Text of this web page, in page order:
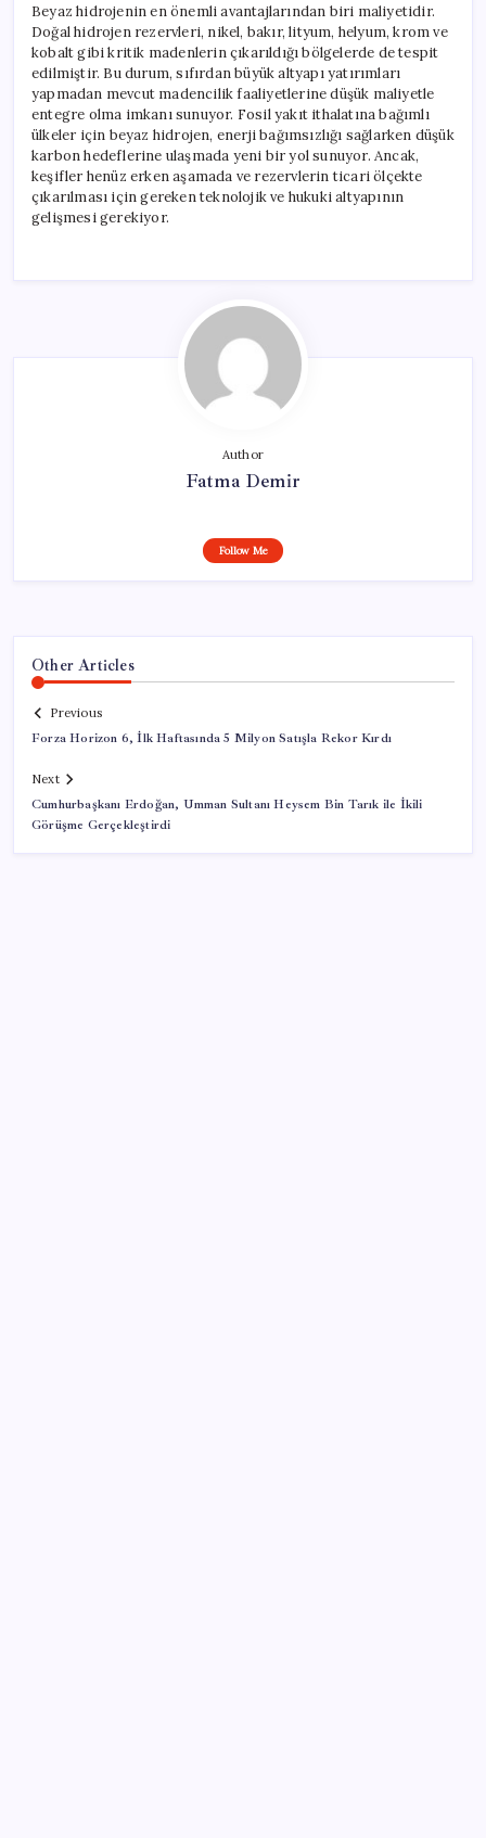
Beyaz hidrojenin en önemli avantajlarından biri maliyetidir.
Doğal hidrojen rezervleri, nikel, bakır, lityum, helyum, krom ve
kobalt gibi kritik madenlerin çıkarıldığı bölgelerde de tespit
edilmiştir. Bu durum, sıfırdan büyük altyapı yatırımları
yapmadan mevcut madencilik faaliyetlerine düşük maliyetle
entegre olma imkanı sunuyor. Fosil yakıt ithalatına bağımlı
ülkeler için beyaz hidrojen, enerji bağımsızlığı sağlarken düşük
karbon hedeflerine ulaşmada yeni bir yol sunuyor. Ancak,
keşifler henüz erken aşamada ve rezervlerin ticari ölçekte
çıkarılması için gereken teknolojik ve hukuki altyapının
gelişmesi gerekiyor.
Author
Fatma Demir
Follow Me
Other Articles
Previous
Forza Horizon 6, İlk Haftasında 5 Milyon Satışla Rekor Kırdı
Next
Cumhurbaşkanı Erdoğan, Umman Sultanı Heysem Bin Tarık ile İkili
Görüşme Gerçekleştirdi